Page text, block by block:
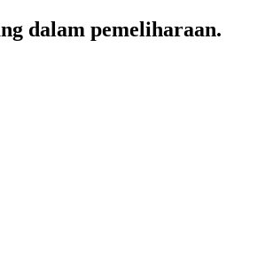
dalam pemeliharaan.